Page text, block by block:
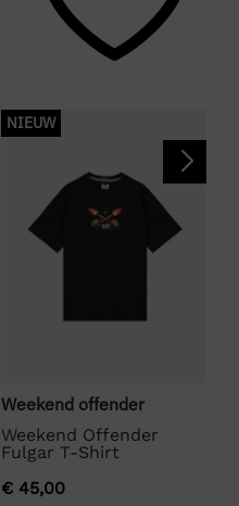
NIEUW
Weekend offender
Weekend Offender
Fulgar T-Shirt
€ 45,00